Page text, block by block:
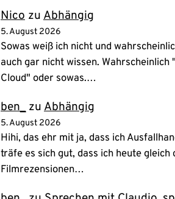
Nico zu Abhängig
5. August 2026
Sowas weiß ich nicht und
auch gar nicht wissen. Wahrscheinlich
Cloud" oder sowas.…
ben_ zu Abhängig
5. August 2026
Hihi, das ehr mit ja, dass ich
träfe es sich gut, dass ich heute gleich
Filmrezensionen…